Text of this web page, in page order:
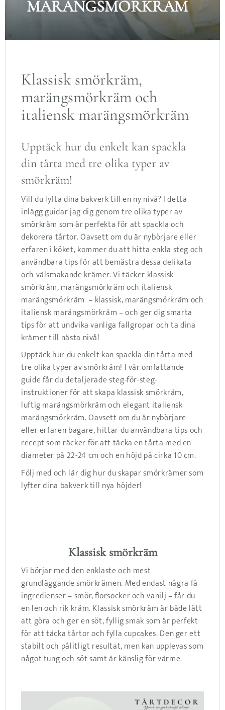
MARÄNGSMÖRKRÄM
Klassisk smörkräm,
marängsmörkräm och
italiensk marängsmörkräm
Upptäck hur du enkelt kan spackla
din tårta med tre olika typer av
smörkräm!
Vill du lyfta dina bakverk till en ny nivå? I detta
inlägg guidar jag dig genom tre olika typer av
smörkräm som är perfekta för att spackla och
dekorera tårtor. Oavsett om du är nybörjare eller
erfaren i köket, kommer du att hitta enkla steg och
användbara tips för att bemästra dessa delikata
och välsmakande krämer. Vi täcker klassisk
smörkräm, marängsmörkräm och italiensk
marängsmörkräm – klassisk, marängsmörkräm och
italiensk marängsmörkräm – och ger dig smarta
tips för att undvika vanliga fallgropar och ta dina
krämer till nästa nivå!
Upptäck hur du enkelt kan spackla din tårta med
tre olika typer av smörkräm! I vår omfattande
guide får du detaljerade steg-för-steg-
instruktioner för att skapa klassisk smörkräm,
luftig marängsmörkräm och elegant italiensk
marängsmörkräm. Oavsett om du är nybörjare
eller erfaren bagare, hittar du användbara tips och
recept som räcker för att täcka en tårta med en
diameter på 22-24 cm och en höjd på cirka 10 cm.
Följ med och lär dig hur du skapar smörkrämer som
lyfter dina bakverk till nya höjder!
Klassisk smörkräm
Vi börjar med den enklaste och mest
grundläggande smörkrämen. Med endast några få
ingredienser – smör, florsocker och vanilj – får du
en len och rik kräm. Klassisk smörkräm är både lätt
att göra och ger en söt, fyllig smak som är perfekt
för att täcka tårtor och fylla cupcakes. Den ger ett
stabilt och pålitligt resultat, men kan upplevas som
något tung och söt samt är känslig för värme.